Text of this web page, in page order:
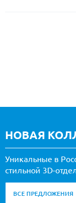
НОВАЯ
Уникальные в
стильной 3D-
ВСЕ ПРЕДЛОЖЕНИЯ